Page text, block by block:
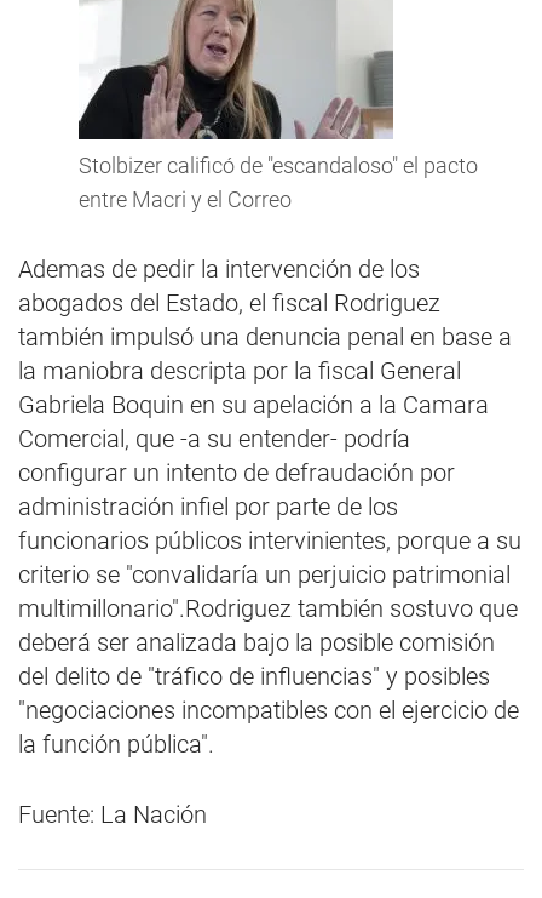
Stolbizer calificó de "escandaloso" el pacto
entre Macri y el Correo
Ademas de pedir la intervención de los
abogados del Estado, el fiscal Rodriguez
también impulsó una denuncia penal en base a
la maniobra descripta por la fiscal General
Gabriela Boquin en su apelación a la Camara
Comercial, que -a su entender- podría
configurar un intento de defraudación por
administración infiel por parte de los
funcionarios públicos intervinientes, porque a su
criterio se "convalidaría un perjuicio patrimonial
multimillonario".Rodriguez también sostuvo que
deberá ser analizada bajo la posible comisión
del delito de "tráfico de influencias" y posibles
"negociaciones incompatibles con el ejercicio de
la función pública".
Fuente: La Nación